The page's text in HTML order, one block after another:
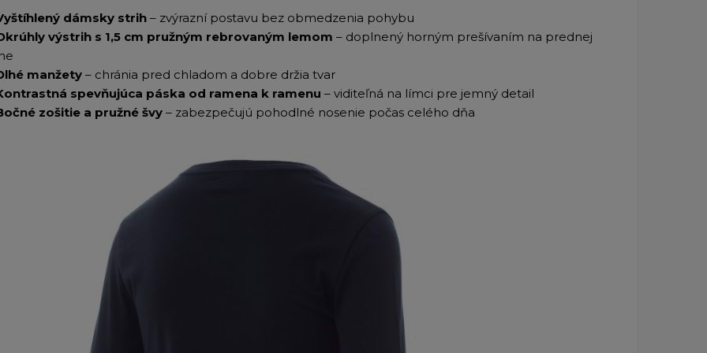
dámsky strih – zvýrazní postavu bez obmedzenia pohybu
výstrih s 1,5 cm pružným rebrovaným lemom – doplnený horným prešívaním na prednej
manžety – chránia pred chladom a dobre držia tvar
spevňujúca páska od ramena k ramenu – viditeľná na límci pre jemný detail
zošitie a pružné švy – zabezpečujú pohodlné nosenie počas celého dňa